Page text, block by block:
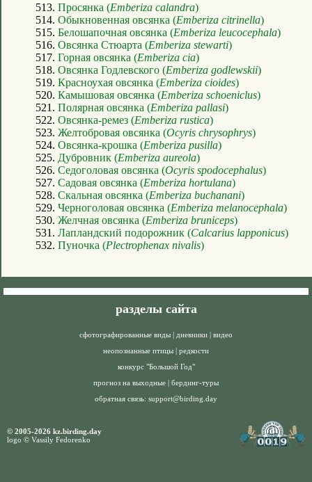
513. Просянка (Emberiza calandra)
514. Обыкновенная овсянка (Emberiza citrinella)
515. Белошапочная овсянка (Emberiza leucocephala)
516. Овсянка Стюарта (Emberiza stewarti)
517. Горная овсянка (Emberiza cia)
518. Овсянка Годлевского (Emberiza godlewskii)
519. Красноухая овсянка (Emberiza cioides)
520. Камышовая овсянка (Emberiza schoeniclus)
521. Полярная овсянка (Emberiza pallasi)
522. Овсянка-ремез (Emberiza rustica)
523. Желтобровая овсянка (Ocyris chrysophrys)
524. Овсянка-крошка (Emberiza pusilla)
525. Дубровник (Emberiza aureola)
526. Седоголовая овсянка (Ocyris spodocephalus)
527. Садовая овсянка (Emberiza hortulana)
528. Скальная овсянка (Emberiza buchanani)
529. Черноголовая овсянка (Emberiza melanocephala)
530. Желчная овсянка (Emberiza bruniceps)
531. Лапландский подорожник (Calcarius lapponicus)
532. Пуночка (Plectrophenax nivalis)
разделы сайта
сфотографированные виды | дневники | видео
неопознанные птицы | редкости
конкурс "Большой Год"
прогноз на выходные | бердинг-туры
обратная связь: support@birding.day
© 2005-2026 kz.birding.day
logo © Vassily Fedorenko